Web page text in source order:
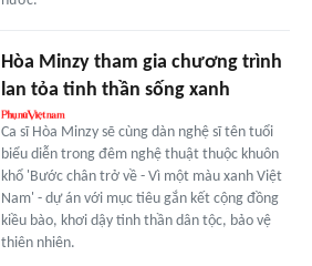
Hòa Minzy tham gia chương trình
lan tỏa tinh thần sống xanh
Ca sĩ Hòa Minzy sẽ cùng dàn nghệ sĩ tên tuổi
biểu diễn trong đêm nghệ thuật thuộc khuôn
khổ 'Bước chân trở về - Vì một màu xanh Việt
Nam' - dự án với mục tiêu gắn kết cộng đồng
kiều bào, khơi dậy tinh thần dân tộc, bảo vệ
thiên nhiên.